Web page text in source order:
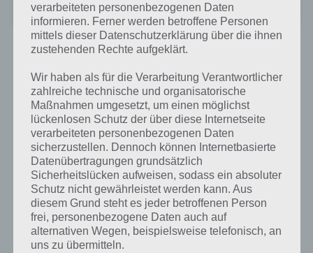
Preis:Kostenlos+
Von Ketchapp wurde die
Spiele App Triple Jump
veröffentlicht. Hier spielst
du einen Kreis, der über
spitze, schwarze Kegel
springen muss. Wie der
Name schon vermuten
lässt, kannst du dabei
maximal dreimal springen
bis die Kugel wieder den
Boden berühren kann.
verarbeiteten personenbezogenen Daten
informieren. Ferner werden betroffene Personen
mittels dieser Datenschutzerklärung über die ihnen
zustehenden Rechte aufgeklärt.
Wir haben als für die Verarbeitung Verantwortlicher
zahlreiche technische und organisatorische
Maßnahmen umgesetzt, um einen möglichst
lückenlosen Schutz der über diese Internetseite
verarbeiteten personenbezogenen Daten
sicherzustellen. Dennoch können Internetbasierte
Datenübertragungen grundsätzlich
Sicherheitslücken aufweisen, sodass ein absoluter
Schutz nicht gewährleistet werden kann. Aus
diesem Grund steht es jeder betroffenen Person
frei, personenbezogene Daten auch auf
alternativen Wegen, beispielsweise telefonisch, an
uns zu übermitteln.